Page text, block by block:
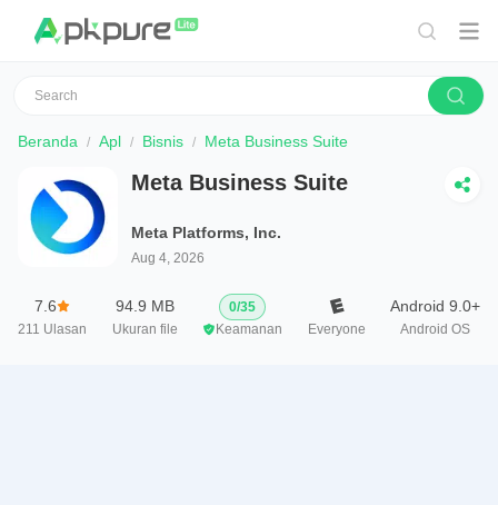
Beranda Apl Bisnis Meta Business Suite
Meta Business Suite
Meta Platforms, Inc.
Aug 4, 2026
7.6
211 Ulasan
94.9 MB
Ukuran file
0/35
Keamanan
Everyone
Android 9.0+
Android OS